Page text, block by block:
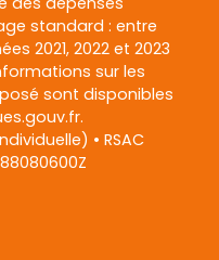
standard : entre
2021, 2022 et 2023
sur les
sont disponibles
• RSAC